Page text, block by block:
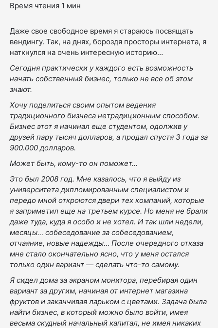
Время чтения 1 мин
Даже свое свободное время я стараюсь посвящать
вендингу. Так, на днях, бороздя просторы интернета, я
наткнулся на очень интересную историю…
Сегодня практически у каждого есть возможность
начать собственный бизнес, только не все об этом
знают.
Хочу поделиться своим опытом ведения
традиционного бизнеса нетрадиционным способом.
Бизнес этот я начинал еще студентом, одолжив у
друзей пару тысяч долларов, а продал спустя 3 года за
900.000 долларов.
Может быть, кому-то он поможет…
Это был 2008 год. Мне казалось, что я выйду из
университета дипломированным специалистом и
передо мной откроются двери тех компаний, которые
я заприметил еще на третьем курсе. Но меня не брали
даже туда, куда я особо и не хотел. И так шли недели,
месяцы… собеседование за собеседованием,
отчаяние, новые надежды… После очередного отказа
мне стало окончательно ясно, что у меня остался
только один вариант — сделать что-то самому.
Я сидел дома за экраном монитора, перебирая один
вариант за другим, начиная от интернет магазина
фруктов и заканчивая ларьком с цветами. Задача была
найти бизнес, в который можно было войти, имея
весьма скудный начальный капитал, не имея никаких